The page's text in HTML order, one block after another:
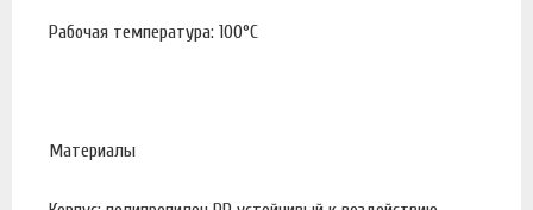
Рабочая температура: 100°С
Материалы